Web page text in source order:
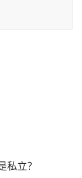
私立？